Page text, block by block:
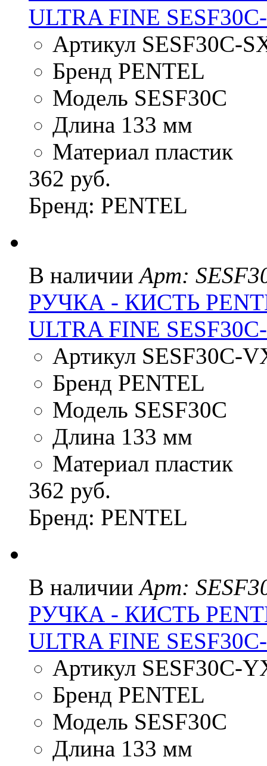
ULTRA FINE
Артикул SESF30C-
Бренд PENTEL
Модель SESF30C
Длина 133 мм
Материал пластик
362 руб.
Бренд: PENTEL
В наличии Арт:
РУЧКА - КИСТЬ
ULTRA FINE
Артикул SESF30C-
Бренд PENTEL
Модель SESF30C
Длина 133 мм
Материал пластик
362 руб.
Бренд: PENTEL
В наличии Арт:
РУЧКА - КИСТЬ
ULTRA FINE
Артикул SESF30C-
Бренд PENTEL
Модель SESF30C
Длина 133 мм